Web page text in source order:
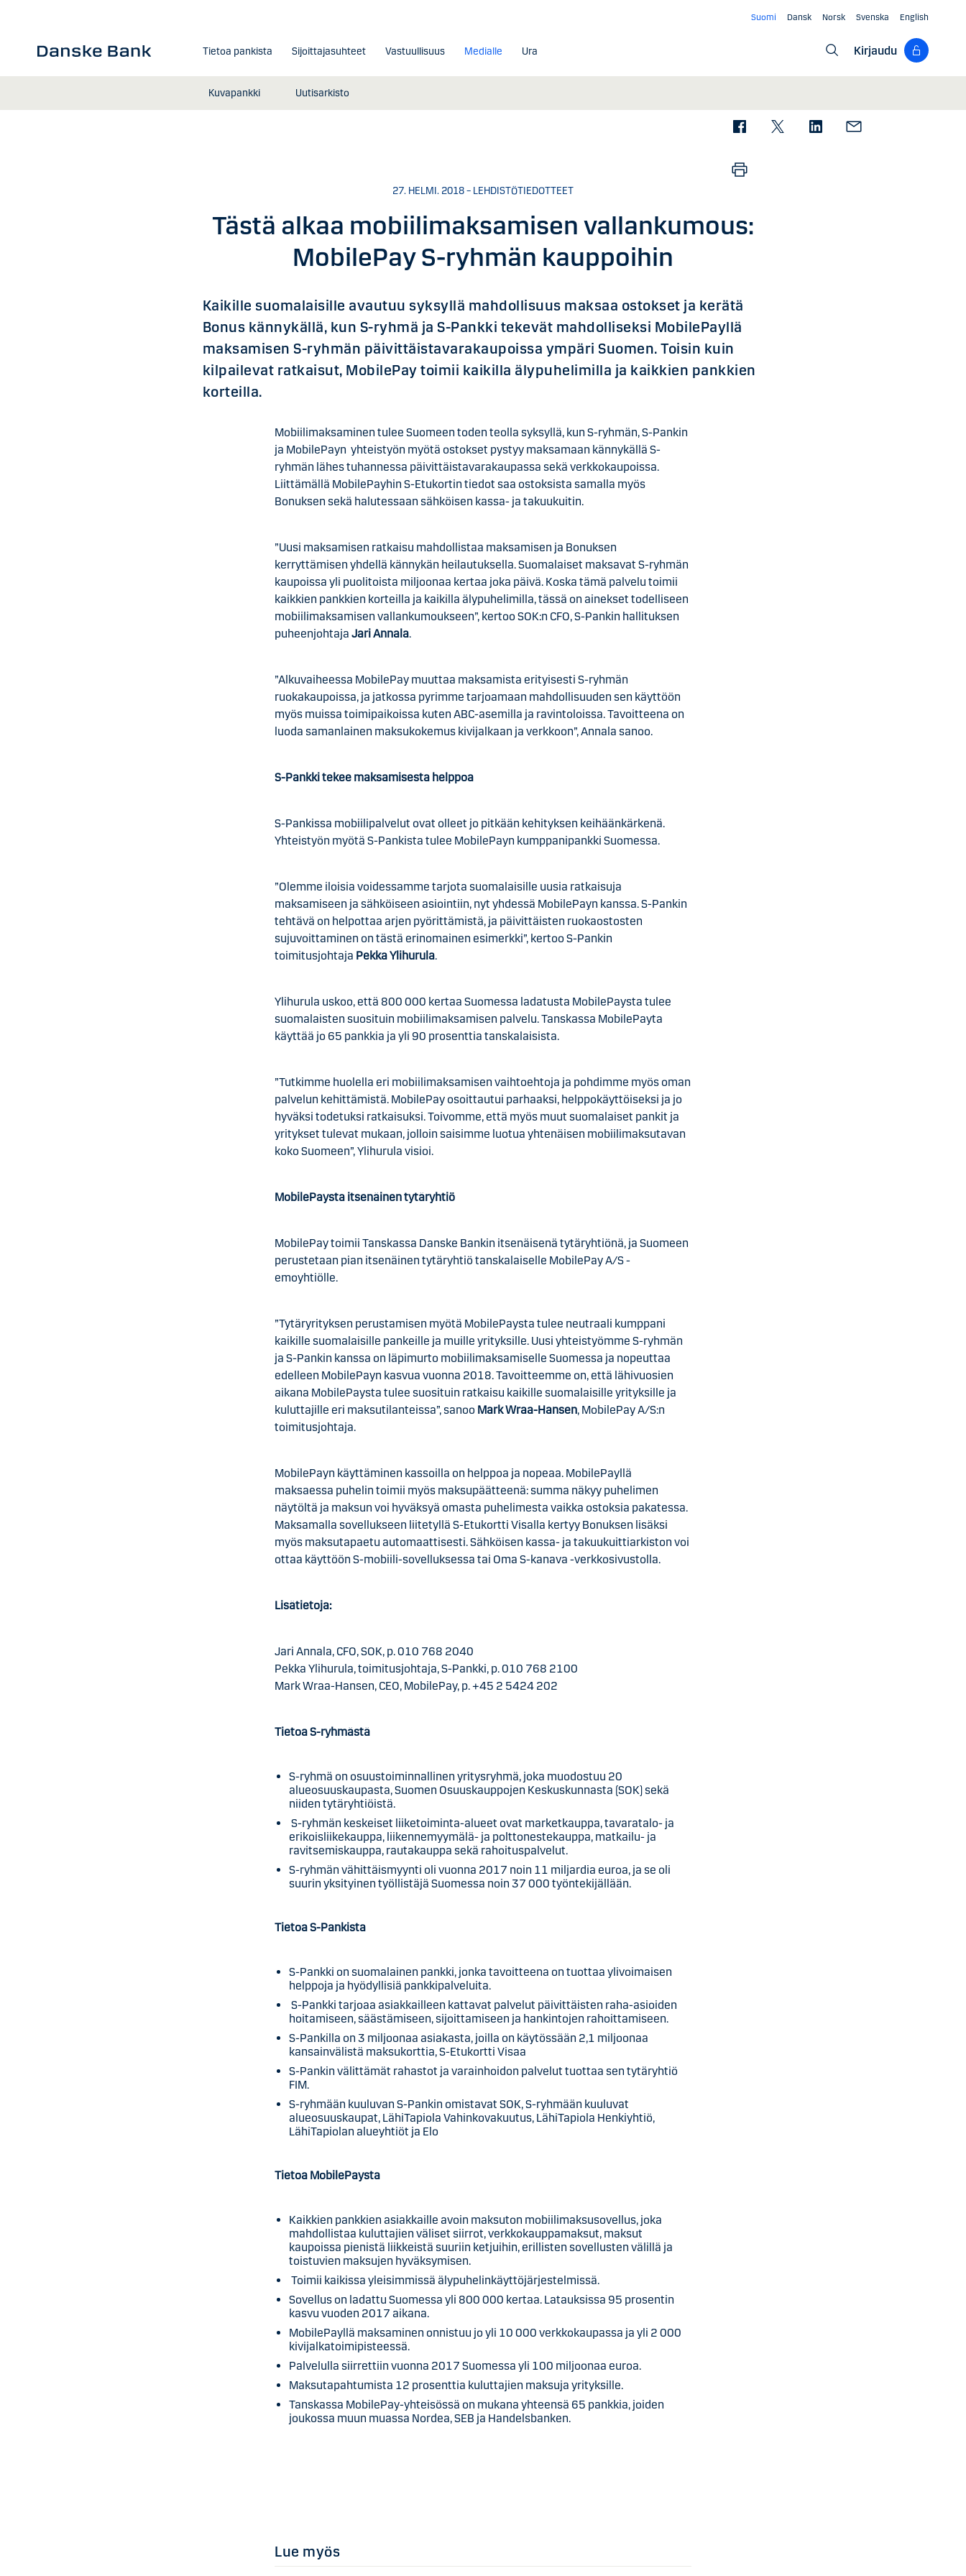
Suomi Dansk Norsk Svenska English
Tietoa pankista Sijoittajasuhteet Vastuullisuus Medialle
Kuvapankki Uutisarkisto
Ura Kirjaudu
27. HELMI. 2018 – LEHDISTÖTIEDOTTEET
Tästä alkaa mobiilimaksamisen vallankumous:
MobilePay S-ryhmän kauppoihin
Kaikille suomalaisille avautuu syksyllä mahdollisuus maksaa ostokset ja kerätä
Bonus kännykällä, kun S-ryhmä ja S-Pankki tekevät mahdolliseksi MobilePayllä
maksamisen S-ryhmän päivittäistavarakaupoissa ympäri Suomen. Toisin kuin
kilpailevat ratkaisut, MobilePay toimii kaikilla älypuhelimilla ja kaikkien pankkien
korteilla.
Mobiilimaksaminen tulee Suomeen toden teolla syksyllä, kun S-ryhmän, S-Pankin
ja MobilePayn yhteistyön myötä ostokset pystyy maksamaan kännykällä S-
ryhmän lähes tuhannessa päivittäistavarakaupassa sekä verkkokaupoissa.
Liittämällä MobilePayhin S-Etukortin tiedot saa ostoksista samalla myös
Bonuksen sekä halutessaan sähköisen kassa- ja takuukuitin.
”Uusi maksamisen ratkaisu mahdollistaa maksamisen ja Bonuksen
kerryttämisen yhdellä kännykän heilautuksella. Suomalaiset maksavat S-ryhmän
kaupoissa yli puolitoista miljoonaa kertaa joka päivä. Koska tämä palvelu toimii
kaikkien pankkien korteilla ja kaikilla älypuhelimilla, tässä on ainekset todelliseen
mobiilimaksamisen vallankumoukseen”, kertoo SOK:n CFO, S-Pankin hallituksen
puheenjohtajaJari Annala.
”Alkuvaiheessa MobilePay muuttaa maksamista erityisesti S-ryhmän
ruokakaupoissa, ja jatkossa pyrimme tarjoamaan mahdollisuuden sen käyttöön
myös muissa toimipaikoissa kuten ABC-asemilla ja ravintoloissa. Tavoitteena on
luoda samanlainen maksukokemus kivijalkaan ja verkkoon”, Annala sanoo.
S-Pankki tekee maksamisesta helppoa
S-Pankissa mobiilipalvelut ovat olleet jo pitkään kehityksen keihäänkärkenä.
Yhteistyön myötä S-Pankista tulee MobilePayn kumppanipankki Suomessa.
”Olemme iloisia voidessamme tarjota suomalaisille uusia ratkaisuja
maksamiseen ja sähköiseen asiointiin, nyt yhdessä MobilePayn kanssa. S-Pankin
tehtävä on helpottaa arjen pyörittämistä, ja päivittäisten ruokaostosten
sujuvoittaminen on tästä erinomainen esimerkki”, kertoo S-Pankin
toimitusjohtaja Pekka Ylihurula.
Ylihurula uskoo, että 800 000 kertaa Suomessa ladatusta MobilePaysta tulee
suomalaisten suosituin mobiilimaksamisen palvelu. Tanskassa MobilePayta
käyttää jo 65 pankkia ja yli 90 prosenttia tanskalaisista.
”Tutkimme huolella eri mobiilimaksamisen vaihtoehtoja ja pohdimme myös oman
palvelun kehittämistä. MobilePay osoittautui parhaaksi, helppokäyttöiseksi ja jo
hyväksi todetuksi ratkaisuksi. Toivomme, että myös muut suomalaiset pankit ja
yritykset tulevat mukaan, jolloin saisimme luotua yhtenäisen mobiilimaksutavan
koko Suomeen”, Ylihurula visioi.
MobilePaysta itsenäinen tytäryhtiö
MobilePay toimii Tanskassa Danske Bankin itsenäisenä tytäryhtiönä, ja Suomeen
perustetaan pian itsenäinen tytäryhtiö tanskalaiselle MobilePay A/S -
emoyhtiölle.
”Tytäryrityksen perustamisen myötä MobilePaysta tulee neutraali kumppani
kaikille suomalaisille pankeille ja muille yrityksille. Uusi yhteistyömme S-ryhmän
ja S-Pankin kanssa on läpimurto mobiilimaksamiselle Suomessa ja nopeuttaa
edelleen MobilePayn kasvua vuonna 2018. Tavoitteemme on, että lähivuosien
aikana MobilePaysta tulee suosituin ratkaisu kaikille suomalaisille yrityksille ja
kuluttajille eri maksutilanteissa”, sanoo Mark Wraa-Hansen, MobilePay A/S:n
toimitusjohtaja.
MobilePayn käyttäminen kassoilla on helppoa ja nopeaa. MobilePayllä
maksaessa puhelin toimii myös maksupäätteenä: summa näkyy puhelimen
näytöltä ja maksun voi hyväksyä omasta puhelimesta vaikka ostoksia pakatessa.
Maksamalla sovellukseen liitetyllä S-Etukortti Visalla kertyy Bonuksen lisäksi
myös maksutapaetu automaattisesti. Sähköisen kassa- ja takuukuittiarkiston voi
ottaa käyttöön S-mobiili-sovelluksessa tai Oma S-kanava -verkkosivustolla.
Lisätietoja:
Jari Annala, CFO, SOK, p. 010 768 2040
Pekka Ylihurula, toimitusjohtaja, S-Pankki, p. 010 768 2100
Mark Wraa-Hansen, CEO, MobilePay, p. +45 2 5424 202
Tietoa S-ryhmästä
S-ryhmä on osuustoiminnallinen yritysryhmä, joka muodostuu 20
alueosuuskaupasta, Suomen Osuuskauppojen Keskuskunnasta (SOK) sekä
niiden tytäryhtiöistä.
S-ryhmän keskeiset liiketoiminta-alueet ovat marketkauppa, tavaratalo- ja
erikoisliikekauppa, liikennemyymälä- ja polttonestekauppa, matkailu- ja
ravitsemiskauppa, rautakauppa sekä rahoituspalvelut.
S-ryhmän vähittäismyynti oli vuonna 2017 noin 11 miljardia euroa, ja se oli
suurin yksityinen työllistäjä Suomessa noin 37 000 työntekijällään.
Tietoa S-Pankista
S-Pankki on suomalainen pankki, jonka tavoitteena on tuottaa ylivoimaisen
helppoja ja hyödyllisiä pankkipalveluita.
S-Pankki tarjoaa asiakkailleen kattavat palvelut päivittäisten raha-asioiden
hoitamiseen, säästämiseen, sijoittamiseen ja hankintojen rahoittamiseen.
S-Pankilla on 3 miljoonaa asiakasta, joilla on käytössään 2,1 miljoonaa
kansainvälistä maksukorttia, S-Etukortti Visaa
S-Pankin välittämät rahastot ja varainhoidon palvelut tuottaa sen tytäryhtiö
FIM.
S-ryhmään kuuluvan S-Pankin omistavat SOK, S-ryhmään kuuluvat
alueosuuskaupat, LähiTapiola Vahinkovakuutus, LähiTapiola Henkiyhtiö,
LähiTapiolan alueyhtiöt ja Elo
Tietoa MobilePaysta
Kaikkien pankkien asiakkaille avoin maksuton mobiilimaksusovellus, joka
mahdollistaa kuluttajien väliset siirrot, verkkokauppamaksut, maksut
kaupoissa pienistä liikkeistä suuriin ketjuihin, erillisten sovellusten välillä ja
toistuvien maksujen hyväksymisen.
Toimii kaikissa yleisimmissä älypuhelinkäyttöjärjestelmissä.
Sovellus on ladattu Suomessa yli 800 000 kertaa. Latauksissa 95 prosentin
kasvu vuoden 2017 aikana.
MobilePayllä maksaminen onnistuu jo yli 10 000 verkkokaupassa ja yli 2 000
kivijalkatoimipisteessä.
Palvelulla siirrettiin vuonna 2017 Suomessa yli 100 miljoonaa euroa.
Maksutapahtumista 12 prosenttia kuluttajien maksuja yrityksille.
Tanskassa MobilePay-yhteisössä on mukana yhteensä 65 pankkia, joiden
joukossa muun muassa Nordea, SEB ja Handelsbanken.
Lue myös